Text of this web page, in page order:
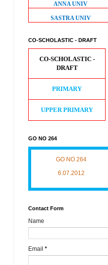
ANNA UNIV
SASTRA UNIV
CO-SCHOLASTIC - DRAFT
CO-SCHOLASTIC -
DRAFT
PRIMARY
UPPER PRIMARY
GO NO 264
GO NO 264
6.07.2012
Contact Form
Name
Email *